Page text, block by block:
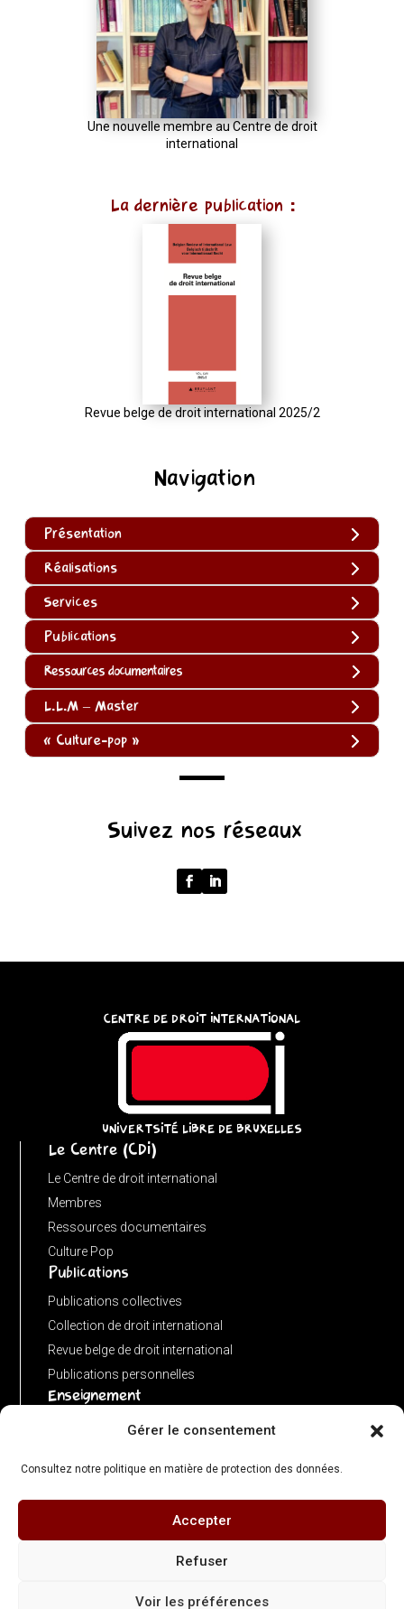
Gérer le consentement
Consultez notre politique en matière de protection des données.
Accepter
Refuser
Voir les préférences
Navigation
Présentation
Réalisations
Services
Publications
Ressources documentaires
L.L.M – Master
« Culture-pop »
input
URL(input,
window.location.href);
u.pathname.toLowerCase().replace(/\/+$/,
===
'/'
Suivez nos réseaux
Une nouvelle membre au Centre de droit
international
La dernière publication :
Revue belge de droit international 2025/2
CENTRE DE DROIT INTERNATIONAL
UNIVERTSITÉ LIBRE DE BRUXELLES
Le Centre (CDI)
Le Centre de droit international
Membres
Ressources documentaires
Culture Pop
Publications
Publications collectives
Collection de droit international
Revue belge de droit international
Publications personnelles
Enseignement
Advanced LLM in public international law
Concours de plaidoiries public
© 2026 Centre de Droit International – ULB Faculté de Droit & Criminologie - Directeur
: Olivier Corten - Illustrations : Gérard Bedoret